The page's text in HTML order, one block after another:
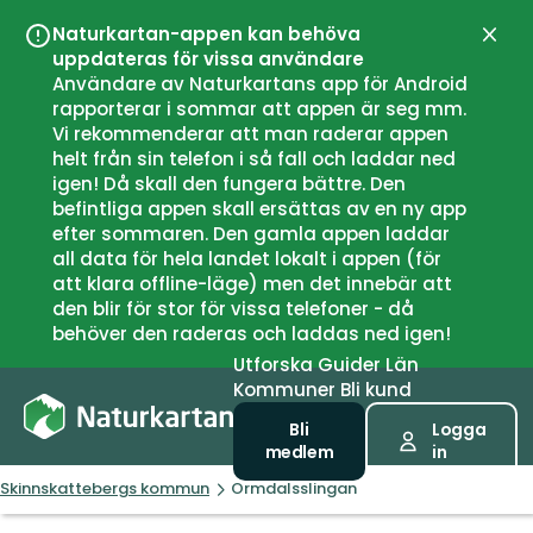
Naturkartan-appen kan behöva
uppdateras för vissa användare
Användare av Naturkartans app för Android
rapporterar i sommar att appen är seg mm.
Vi rekommenderar att man raderar appen
helt från sin telefon i så fall och laddar ned
igen! Då skall den fungera bättre. Den
befintliga appen skall ersättas av en ny app
efter sommaren. Den gamla appen laddar
all data för hela landet lokalt i appen (för
att klara offline-läge) men det innebär att
den blir för stor för vissa telefoner - då
behöver den raderas och laddas ned igen!
UtforskaGuiderLän
Kommuner Bli kund
Bli
medlem
Logga
in
Skinnskattebergs kommun Ormdalsslingan